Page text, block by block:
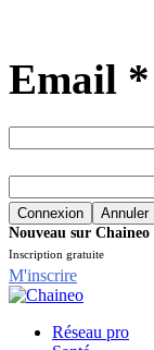
Email *
Nouveau sur Chaineo
Inscription gratuite
M'inscrire
Réseau pro